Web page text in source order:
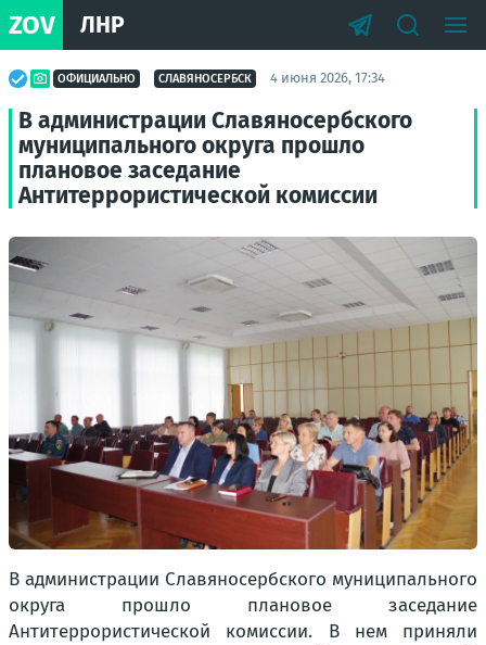
ZOV ЛНР
ОФИЦИАЛЬНО СЛАВЯНОСЕРБСК 4 июня 2026, 17:34
В администрации Славяносербского
муниципального округа прошло
плановое заседание
Антитеррористической комиссии
В администрации Славяносербского муниципального
округа прошло плановое заседание
Антитеррористической комиссии. В нем приняли